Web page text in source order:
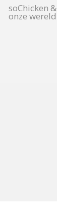
soChicken &
onze wereld